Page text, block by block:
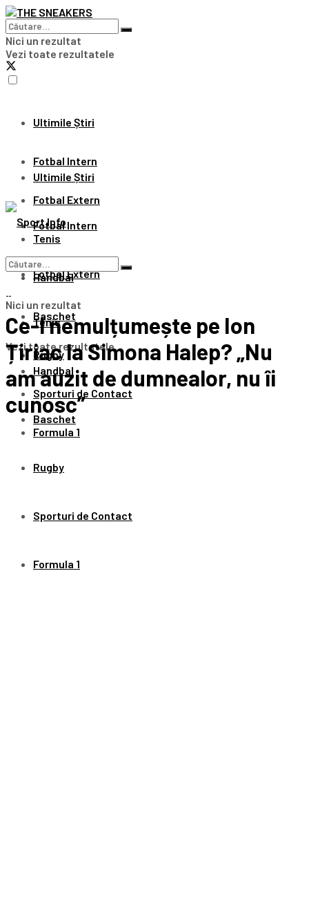
Nici un rezultat
Vezi toate rezultatele
Ultimile Știri
Fotbal Intern
Fotbal Extern
Tenis
Handbal
Baschet
Rugby
Sporturi de Contact
Formula 1
Ultimile Știri
Fotbal Intern
Fotbal Extern
Tenis
Handbal
Baschet
Rugby
Sporturi de Contact
Formula 1
Nici un rezultat
Vezi toate rezultatele
Ce-l nemulțumește pe Ion
Țiriac la Simona Halep? „Nu
am auzit de dumnealor, nu îi
cunosc”